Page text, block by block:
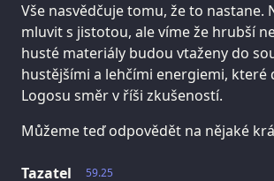
Vše nasvědčuje tomu, že to nastane.
mluvit s jistotou, ale víme že hrubší
husté materiály budou vtaženy do
hustějšími a lehčími energiemi, které
Logosu směr v říši zkušeností.
Můžeme teď odpovědět na nějaké
59.25
Tazatel